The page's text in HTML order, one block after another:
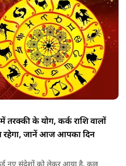
तरक्की के योग, कर्क राशि वालों
रहेगा, जानें आज आपका दिन